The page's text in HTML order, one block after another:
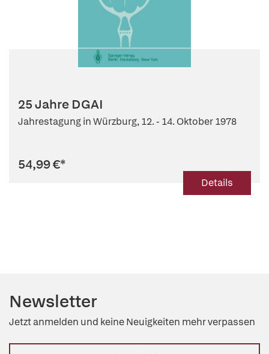
25 Jahre DGAI
Jahrestagung in Würzburg, 12. - 14. Oktober 1978
54,99 €*
Details
Newsletter
Jetzt anmelden und keine Neuigkeiten mehr verpassen